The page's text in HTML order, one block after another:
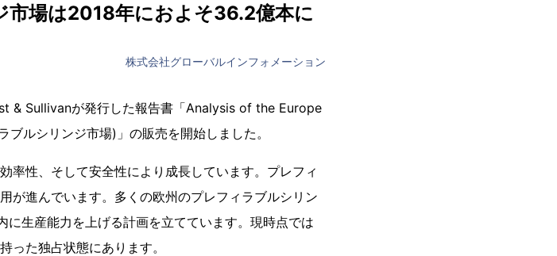
市場は2018年におよそ36.2億本に
株式会社グローバルインフォメーション
& Sullivanが発行した報告書「Analysis of the Europe
ルシリンジ市場)」の販売を開始しました。
率性、そして安全性により成長しています。プレフィ
が進んでいます。多くの欧州のプレフィラブルシリン
生産能力を上げる計画を立てています。現時点では
った独占状態にあります。